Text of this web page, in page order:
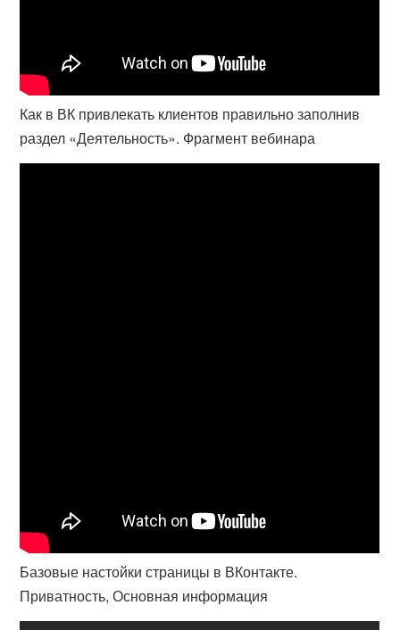
Как в ВК привлекать клиентов правильно заполнив
раздел «Деятельность». Фрагмент вебинара
Базовые настойки страницы в ВКонтакте.
Приватность, Основная информация